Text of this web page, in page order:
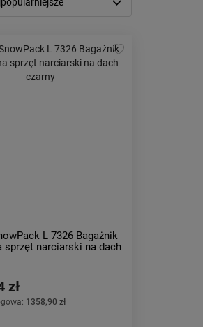
od najniższej
L 7326 Bagażnik
sprzęt narciarski na dach
zł
1358,90 zł